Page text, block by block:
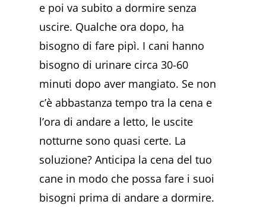
e poi va subito a dormire senza
uscire. Qualche ora dopo, ha
bisogno di fare pipì. I cani hanno
bisogno di urinare circa 30-60
minuti dopo aver mangiato. Se non
c’è abbastanza tempo tra la cena e
l’ora di andare a letto, le uscite
notturne sono quasi certe. La
soluzione? Anticipa la cena del tuo
cane in modo che possa fare i suoi
bisogni prima di andare a dormire.